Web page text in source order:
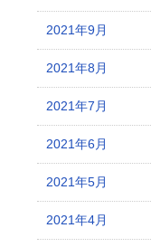
2021年9月
2021年8月
2021年7月
2021年6月
2021年5月
2021年4月